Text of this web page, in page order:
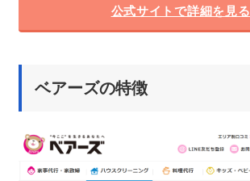
公式サイトで詳細を見る
ベアーズの特徴